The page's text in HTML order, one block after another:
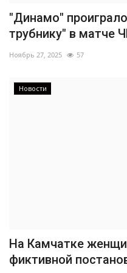
"Динамо"
трубнику" в матче
Ноябрь 27, 2025 57
Новости
На Камчатке
фиктивной